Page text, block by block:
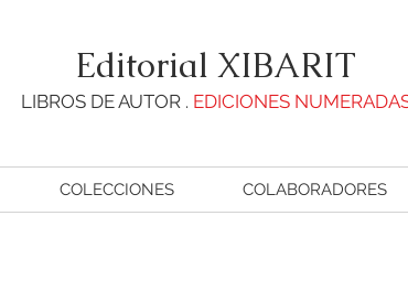
Editorial XIBARIT
LIBROS DE AUTOR . EDICIONES
COLECCIONES COLABORADORES